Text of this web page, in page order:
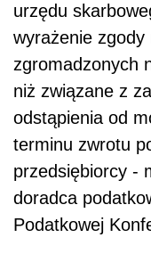
urzędu
wyrażenie
zgromadzonych
niż związane z
odstąpienia od
terminu zwrotu
przedsiębiorcy -
doradca
Podatkowej